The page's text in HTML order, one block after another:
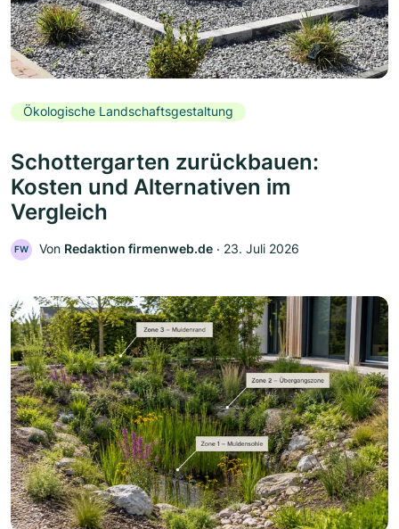
Ökologische Landschaftsgestaltung
Schottergarten zurückbauen:
Kosten und Alternativen im
Vergleich
FW Von Redaktion firmenweb.de ‧ 23. Juli 2026